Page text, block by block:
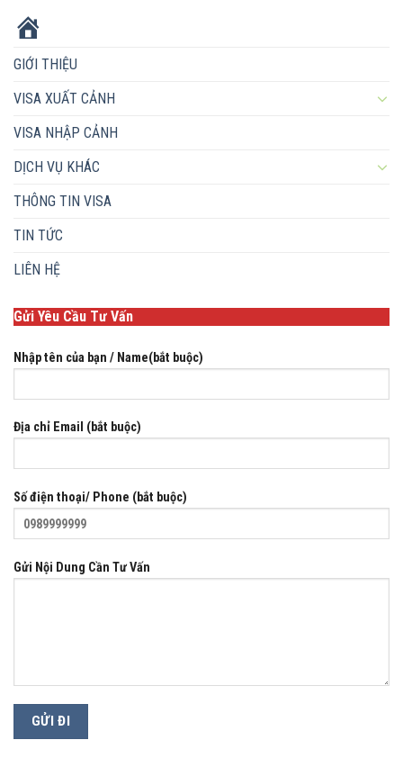
GIỚI THIỆU
VISA XUẤT CẢNH
VISA NHẬP CẢNH
DỊCH VỤ KHÁC
THÔNG TIN VISA
TIN TỨC
LIÊN HỆ
Gửi Yêu Cầu Tư Vấn
Nhập tên của bạn / Name(bắt buộc)
Địa chỉ Email (bắt buộc)
Số điện thoại/ Phone (bắt buộc)
Gửi Nội Dung Cần Tư Vấn